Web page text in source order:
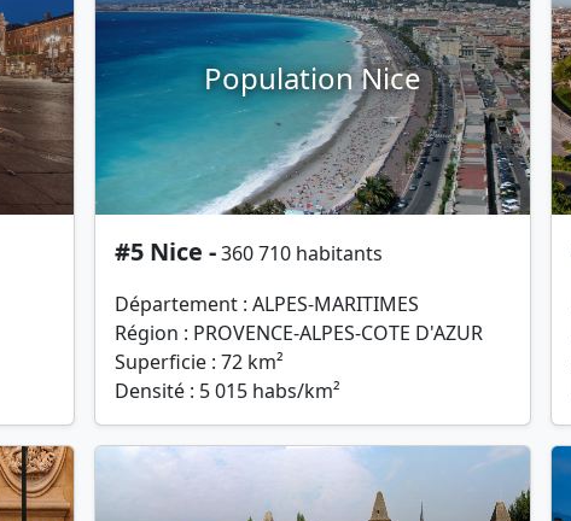
Population Nice
#5 Nice -360 710 habitants
Département : ALPES-MARITIMES
Région : PROVENCE-ALPES-COTE D'AZUR
Superficie : 72 km²
Densité : 5 015 habs/km²